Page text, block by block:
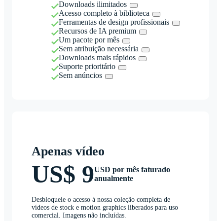
Downloads ilimitados
Acesso completo à biblioteca
Ferramentas de design profissionais
Recursos de IA premium
Um pacote por mês
Sem atribuição necessária
Downloads mais rápidos
Suporte prioritário
Sem anúncios
Apenas vídeo
US$ 9USD por mês faturado
anualmente
Desbloqueie o acesso à nossa coleção completa de
vídeos de stock e motion graphics liberados para uso
comercial. Imagens não incluídas.